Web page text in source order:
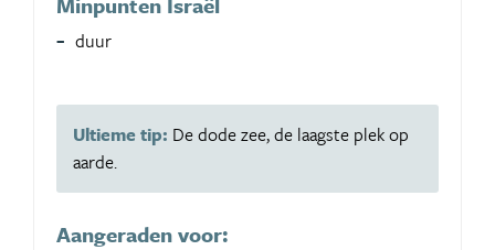
duur
Ultieme tip: De dode zee, de laagste plek op
aarde.
Aangeraden voor: